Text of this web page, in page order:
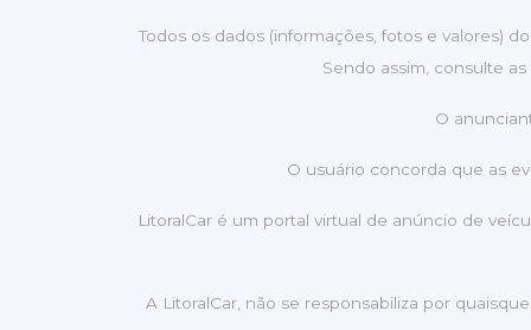
Todos os dados (informações, fotos e valores)
Sendo assim, consulte
O
O usuário concorda que as
LitoralCar é um portal virtual de anúncio de
A LitoralCar, não se responsabiliza por